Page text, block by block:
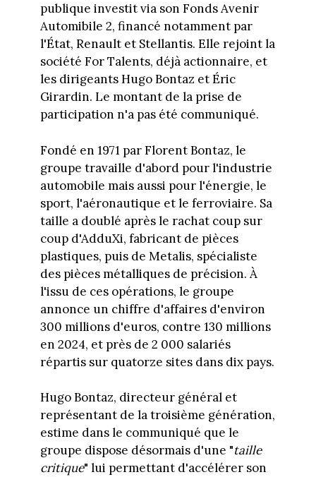
publique investit via son Fonds Avenir
Automibile 2, financé notamment par
l'État, Renault et Stellantis. Elle rejoint la
société For Talents, déjà actionnaire, et
les dirigeants Hugo Bontaz et Éric
Girardin. Le montant de la prise de
participation n'a pas été communiqué.
Fondé en 1971 par Florent Bontaz, le
groupe travaille d'abord pour l'industrie
automobile mais aussi pour l'énergie, le
sport, l'aéronautique et le ferroviaire. Sa
taille a doublé après le rachat coup sur
coup d'AdduXi, fabricant de pièces
plastiques, puis de Metalis, spécialiste
des pièces métalliques de précision. À
l'issu de ces opérations, le groupe
annonce un chiffre d'affaires d'environ
300 millions d'euros, contre 130 millions
en 2024, et près de 2 000 salariés
répartis sur quatorze sites dans dix pays.
Hugo Bontaz, directeur général et
représentant de la troisième génération,
estime dans le communiqué que le
groupe dispose désormais d'une "taille
critique" lui permettant d'accélérer son